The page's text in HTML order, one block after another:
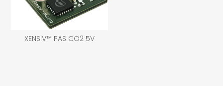
XENSIV™ PAS CO2 5V